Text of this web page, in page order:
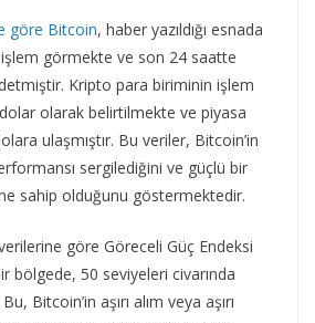
göre Bitcoin, haber yazıldığı esnada
görmekte ve son 24 saatte
Kripto para biriminin işlem
olarak belirtilmekte ve piyasa
ulaşmıştır. Bu veriler, Bitcoin’in
sergilediğini ve güçlü bir
sahip olduğunu göstermektedir.
göre Göreceli Güç Endeksi
bölgede, 50 seviyeleri civarında
Bitcoin’in aşırı alım veya aşırı